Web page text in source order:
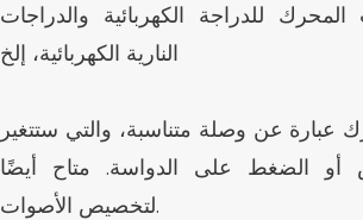
للدراجة الكهربائية والدراجات
عن وصلة متناسبة، والتي ستتغير
أو الضغط على الدواسة. متاح أيضًا
لتخصيص الأصوات.